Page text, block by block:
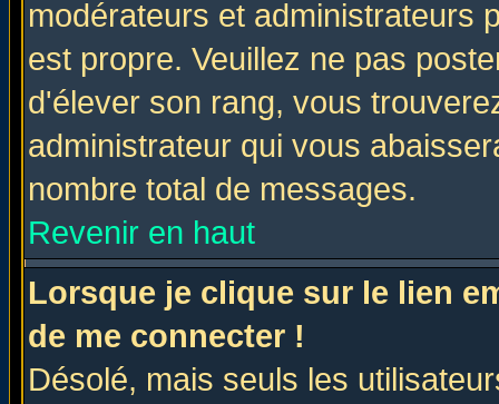
modérateurs et administrateurs
est propre. Veuillez ne pas
d'élever son rang, vous
administrateur qui vous
nombre total de messages.
Revenir en haut
Lorsque je clique sur le lien
de me connecter !
Désolé, mais seuls les